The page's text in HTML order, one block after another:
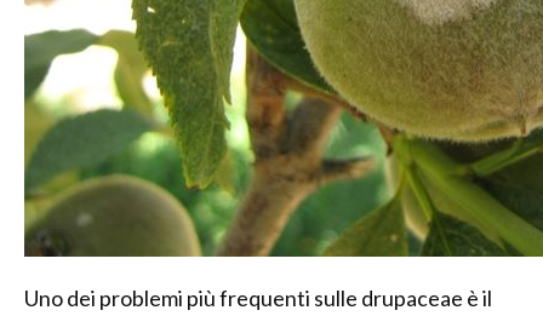
Uno dei problemi più frequenti sulle drupaceae è il